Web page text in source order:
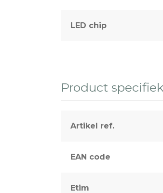
LED chip
Product
Artikel ref.
EAN code
Etim